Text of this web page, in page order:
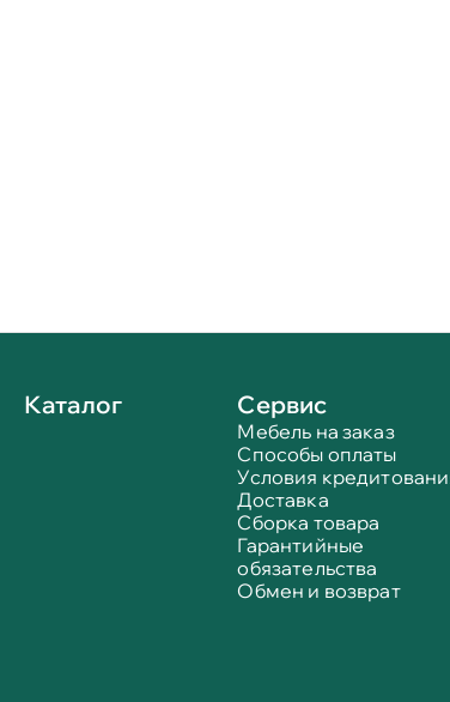
Каталог Сервис
Мебель на заказ
Способы оплаты
Условия
Доставка
Сборка товара
Гарантийные
обязательства
Обмен и возврат